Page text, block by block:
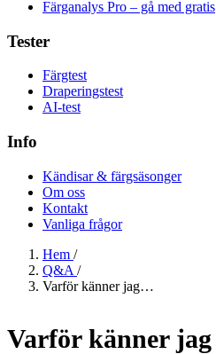
Färganalys Pro – gå med gratis
Tester
Färgtest
Draperingstest
AI-test
Info
Kändisar & färgsäsonger
Om oss
Kontakt
Vanliga frågor
Hem /
Q&A /
Varför känner jag…
Varför känner